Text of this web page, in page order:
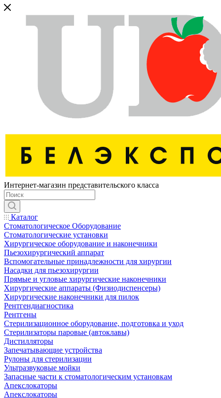
Интернет-магазин представительского класса
Каталог
Стоматологическое Оборудование
Стоматологические установки
Хирургическое оборудование и наконечники
Пьезохирургический аппарат
Вспомогательные принадлежности для хирургии
Насадки для пьезохирургии
Прямые и угловые хирургические наконечники
Хирургические аппараты (Физиодиспенсеры)
Хирургические наконечники для пилок
Рентгендиагностика
Рентгены
Стерилизационное оборудование, подготовка и уход
Стерилизаторы паровые (автоклавы)
Дистилляторы
Запечатывающие устройства
Рулоны для стерилизации
Ультразвуковые мойки
Запасные части к стоматологическим установкам
Апекслокаторы
Апекслокаторы